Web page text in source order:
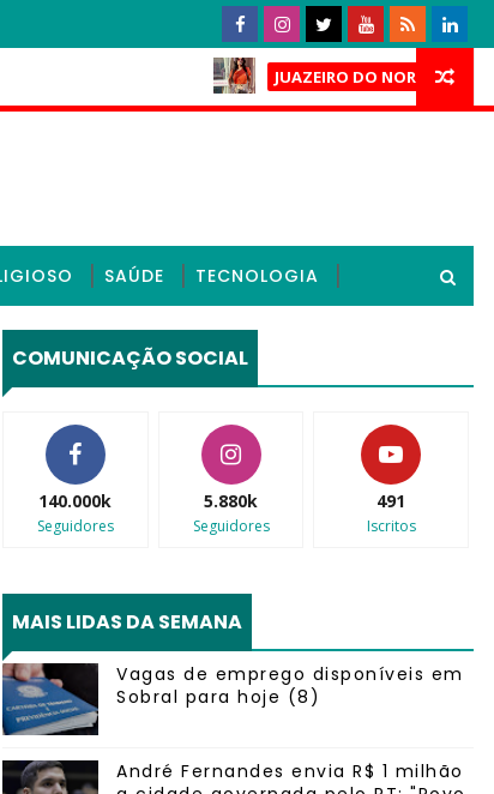
JUAZEIRO DO NORTE
Caso
SAÚDE TECNOLOGIA
COMUNICAÇÃO SOCIAL
140.000k
Seguidores
5.880k
Seguidores
491
Iscritos
MAIS LIDAS DA SEMANA
Vagas de emprego disponíveis em
Sobral para hoje (8)
André Fernandes envia R$ 1 milhão